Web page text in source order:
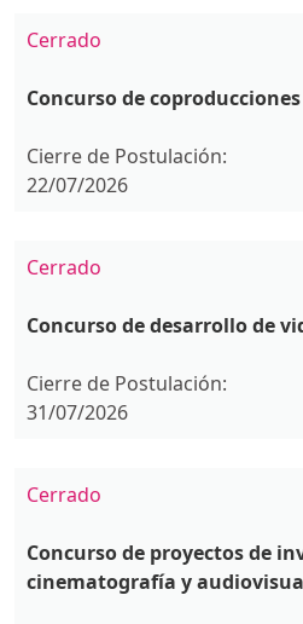
Cerrado
Concurso de
Cierre de Postulación:
22/07/2026
Cerrado
Concurso de desarrollo de
Cierre de Postulación:
31/07/2026
Cerrado
Concurso de proyectos de
cinematografía y